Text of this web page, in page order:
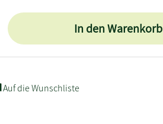
In den Warenkorb
Auf die Wunschliste